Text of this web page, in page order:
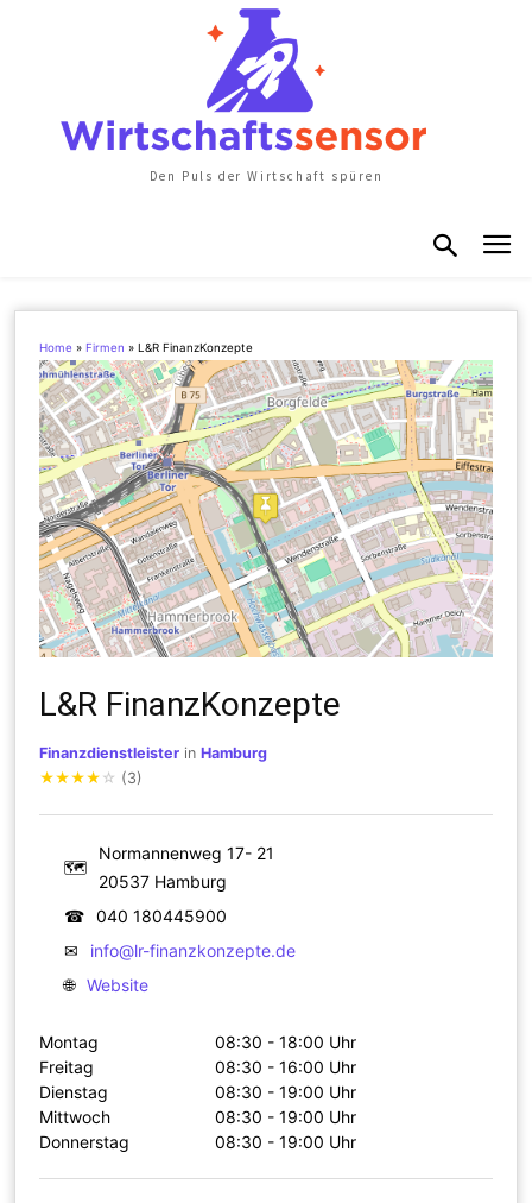
Den Puls der Wirtschaft spüren
Home » Firmen »L&R FinanzKonzepte
L&R FinanzKonzepte
Finanzdienstleister inHamburg
★★★★ ☆ (3)
🗺
Normannenweg 17- 21
20537 Hamburg
☎
040 180445900
✉
info@lr-finanzkonzepte.de
🌐 Website
Montag
08:30 - 18:00 Uhr
Freitag
08:30 - 16:00 Uhr
Dienstag
08:30 - 19:00 Uhr
Mittwoch
08:30 - 19:00 Uhr
Donnerstag
08:30 - 19:00 Uhr